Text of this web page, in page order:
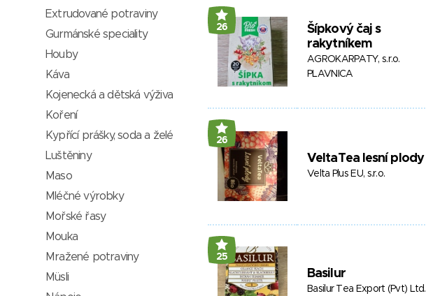
26
Šípkový čaj s
rakytníkem
AGROKARPATY, s.r.o.
PLAVNICA
26
VeltaTea lesní plody
Velta Plus EU, s.r.o.
25
Basilur
Basilur Tea Export (Pvt) Ltd.
Extrudované potraviny
Gurmánské speciality
Houby
Káva
Kojenecká a dětská výživa
Koření
Kypřící prášky, soda a želé
Luštěniny
Maso
Mléčné výrobky
Mořské řasy
Mouka
Mražené potraviny
Müsli